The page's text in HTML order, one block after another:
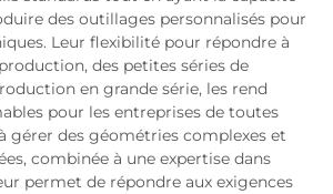
des outillages personnalisés pour
Leur flexibilité pour répondre à
des petites séries de
en grande série, les rend
pour les entreprises de toutes
gérer des géométries complexes et
combinée à une expertise dans
permet de répondre aux exigences